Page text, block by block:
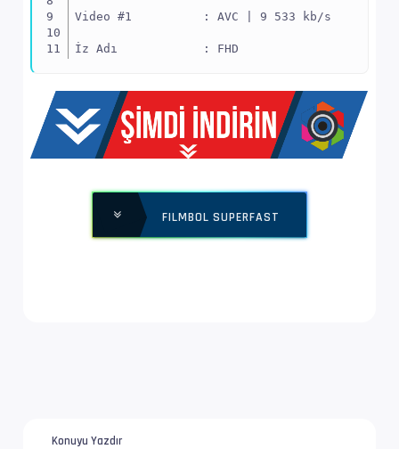
Video #1          : AVC | 9 533 kb/s
İz Adı            : FHD
Yapı              : V_MPEG4/ISO/AVC ->
Ses Profili       : Dolby Digital
İz Adı            : Türkçe | www.filmbol.org
İz Adı            : Orijinal |
FILMBOL SUPERFAST
Konuyu Yazdır